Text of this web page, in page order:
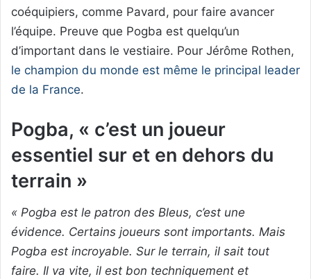
coéquipiers, comme Pavard, pour faire avancer
l’équipe. Preuve que Pogba est quelqu’un
d’important dans le vestiaire. Pour Jérôme Rothen,
le champion du monde est même le principal leader
de la France.
Pogba, « c’est un joueur
essentiel sur et en dehors du
terrain »
« Pogba est le patron des Bleus, c’est une
évidence. Certains joueurs sont importants. Mais
Pogba est incroyable. Sur le terrain, il sait tout
faire. Il va vite, il est bon techniquement et